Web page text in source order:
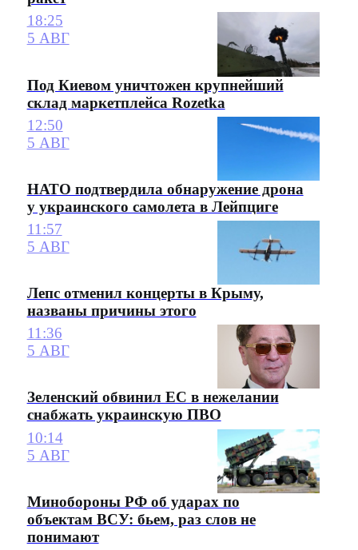
18:25
5 АВГ
Под Киевом уничтожен крупнейший
склад маркетплейса Rozetka
12:50
5 АВГ
НАТО подтвердила обнаружение дрона
у украинского самолета в Лейпциге
11:57
5 АВГ
Лепс отменил концерты в Крыму,
названы причины этого
11:36
5 АВГ
Зеленский обвинил ЕС в нежелании
снабжать украинскую ПВО
10:14
5 АВГ
Минобороны РФ об ударах по
объектам ВСУ: бьем, раз слов не
понимают